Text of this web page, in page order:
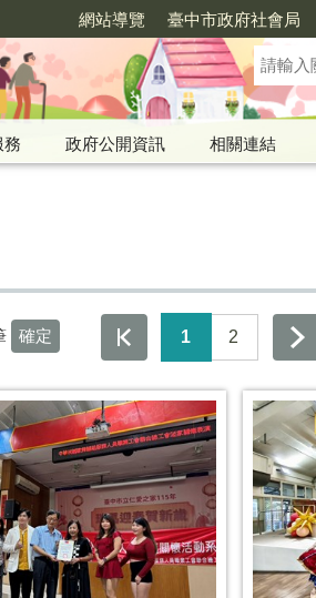
網站導覽 臺中市政府社會局
務 政府公開資訊 相關連結
1 2